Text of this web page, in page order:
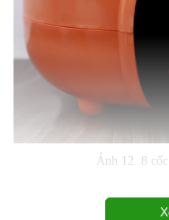
Ảnh 12. 8